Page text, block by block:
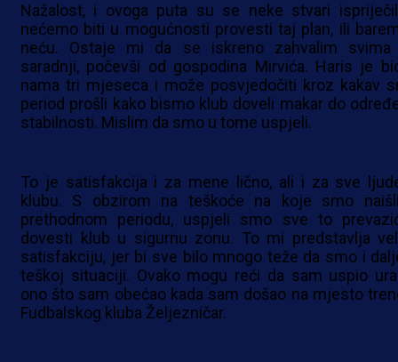
Nažalost, i ovoga puta su se neke stvari
nećemo biti u mogućnosti provesti taj plan, ili
neću. Ostaje mi da se iskreno zahvalim svima
saradnji, počevši od gospodina Mirvića. Haris je
nama tri mjeseca i može posvjedočiti kroz kakav
period prošli kako bismo klub doveli makar do
stabilnosti. Mislim da smo u tome uspjeli.
To je satisfakcija i za mene lično, ali i za sve
klubu. S obzirom na teškoće na koje smo
prethodnom periodu, uspjeli smo sve to
dovesti klub u sigurnu zonu. To mi predstavlja
satisfakciju, jer bi sve bilo mnogo teže da smo i
teškoj situaciji. Ovako mogu reći da sam uspio
ono što sam obećao kada sam došao na mjesto
Fudbalskog kluba Željezničar.